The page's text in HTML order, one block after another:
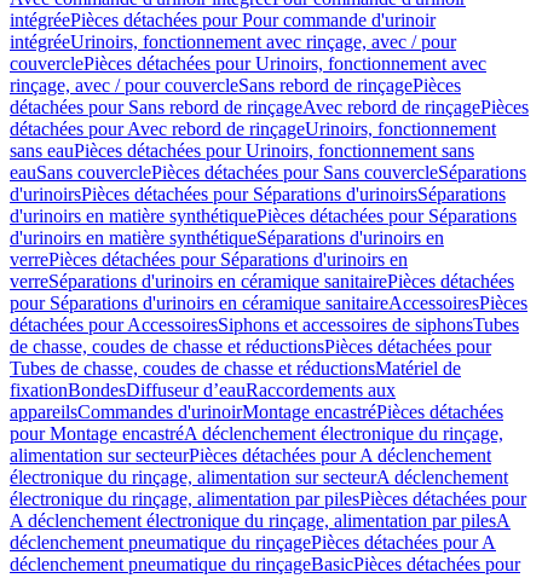
intégréePièces détachées pour Pour commande d'urinoir
intégréeUrinoirs, fonctionnement avec rinçage, avec / pour
couverclePièces détachées pour Urinoirs, fonctionnement avec
rinçage, avec / pour couvercleSans rebord de rinçagePièces
détachées pour Sans rebord de rinçageAvec rebord de rinçagePièces
détachées pour Avec rebord de rinçageUrinoirs, fonctionnement
sans eauPièces détachées pour Urinoirs, fonctionnement sans
eauSans couverclePièces détachées pour Sans couvercleSéparations
d'urinoirsPièces détachées pour Séparations d'urinoirsSéparations
d'urinoirs en matière synthétiquePièces détachées pour Séparations
d'urinoirs en matière synthétiqueSéparations d'urinoirs en
verrePièces détachées pour Séparations d'urinoirs en
verreSéparations d'urinoirs en céramique sanitairePièces détachées
pour Séparations d'urinoirs en céramique sanitaireAccessoiresPièces
détachées pour AccessoiresSiphons et accessoires de siphonsTubes
de chasse, coudes de chasse et réductionsPièces détachées pour
Tubes de chasse, coudes de chasse et réductionsMatériel de
fixationBondesDiffuseur d’eauRaccordements aux
appareilsCommandes d'urinoirMontage encastréPièces détachées
pour Montage encastréA déclenchement électronique du rinçage,
alimentation sur secteurPièces détachées pour A déclenchement
électronique du rinçage, alimentation sur secteurA déclenchement
électronique du rinçage, alimentation par pilesPièces détachées pour
A déclenchement électronique du rinçage, alimentation par pilesA
déclenchement pneumatique du rinçagePièces détachées pour A
déclenchement pneumatique du rinçageBasicPièces détachées pour